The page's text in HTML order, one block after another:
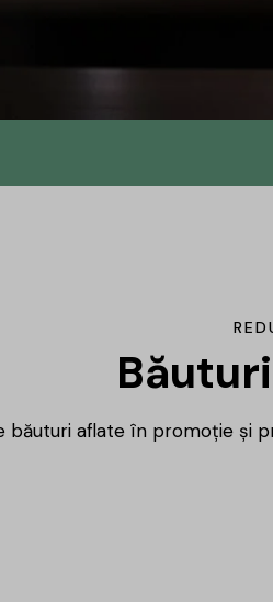
băuturi aflate în promoție și